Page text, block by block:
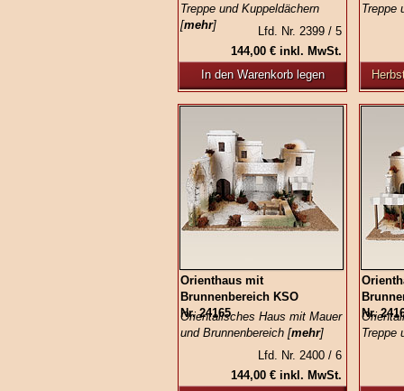
Treppe und Kuppeldächern
[mehr]
Lfd. Nr. 2399 / 5
144,00 € inkl. MwSt.
In den Warenkorb legen
Treppe
Orienthaus mit
Brunnenbereich KSO
Nr. 24165
Orientalisches Haus mit Mauer
und Brunnenbereich [mehr]
Lfd. Nr. 2400 / 6
144,00 € inkl. MwSt.
Nr.
Treppe